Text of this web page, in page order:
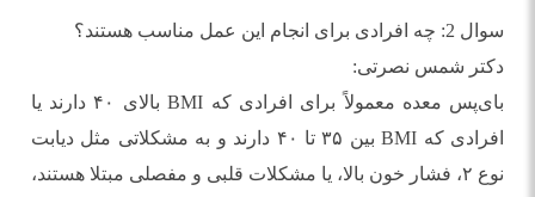
سوال 2: چه افرادی برای انجام این عمل مناسب هستند؟
دکتر شمس نصرتی:
بای‌پس معده معمولاً برای افرادی که BMI بالای ۴۰ دارند یا
افرادی که BMI بین ۳۵ تا ۴۰ دارند و به مشکلاتی مثل دیابت
نوع ۲، فشار خون بالا، یا مشکلات قلبی و مفصلی مبتلا هستند،